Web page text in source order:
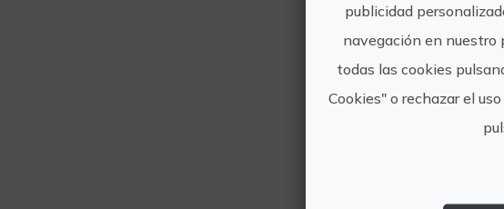
publicidad
navegación en nuestro
todas las cookies
Cookies" o rechazar el